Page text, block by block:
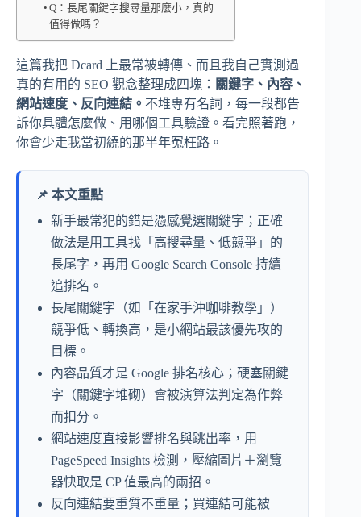
Q：長尾關鍵字搜尋量那麼小，真的
值得做嗎？
這篇我把 Dcard 上最常被轉傳、而且我自己實測過
真的有用的 SEO 觀念整理成四塊： 關鍵字、內容、
網站速度、反向連結。 不堆專有名詞，每一段都告
訴你具體怎麼做、用哪個工具驗證。看完照著跑，
你會少走我當初繞的那半年冤枉路。
📌 本文重點
新手最常犯的錯是憑感覺選關鍵字；正確
做法是用工具找「高搜尋量、低競爭」的
長尾字，再用 Google Search Console 持續
追排名。
長尾關鍵字（如「在家手沖咖啡教學」）
競爭低、轉換高，是小網站最該優先攻的
目標。
內容品質才是 Google 排名核心；硬塞關鍵
字（關鍵字堆砌）會被演算法判定為作弊
而扣分。
網站速度直接影響排名與跳出率，用
PageSpeed Insights 檢測，壓縮圖片＋瀏覽
器快取是 CP 值最高的兩招。
反向連結要重質不重量；買連結可能被